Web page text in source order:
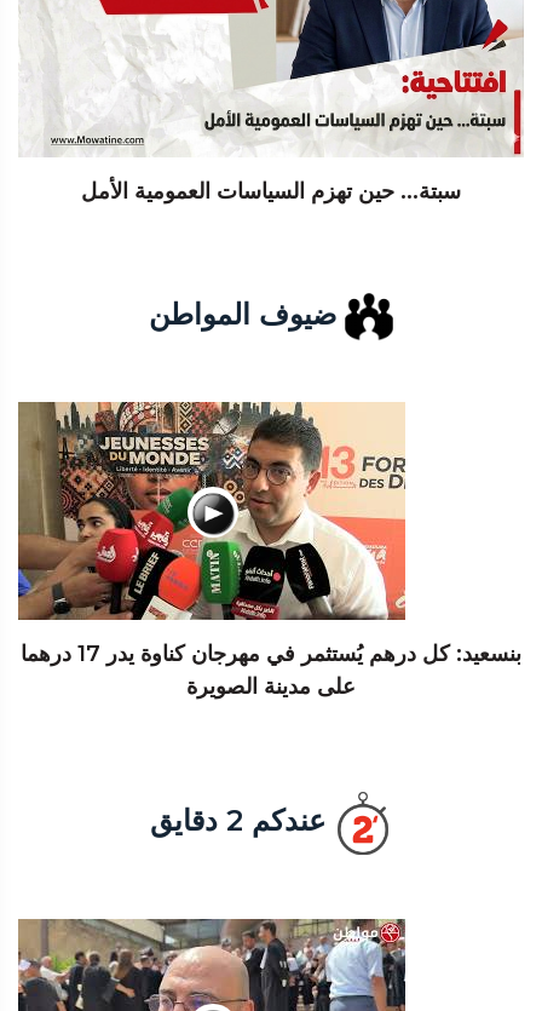
سبتة... حين تهزم السياسات العمومية الأمل
ضيوف المواطن
بنسعيد: كل درهم يُستثمر في مهرجان كناوة يدر 17 درهما
على مدينة الصويرة
عندكم 2 دقايق